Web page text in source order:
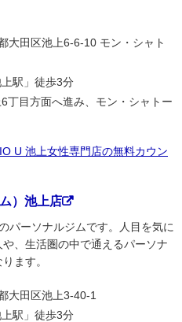
大田区池上6-6-10 モン・シャト
駅」徒歩3分
丁目方面へ進み、モン・シャトー
U 池上女性専門店の無料カウン
）池上店
パーソナルジムです。人目を気に
、生活圏の中で通えるパーソナ
ます。
大田区池上3-40-1
駅」徒歩3分